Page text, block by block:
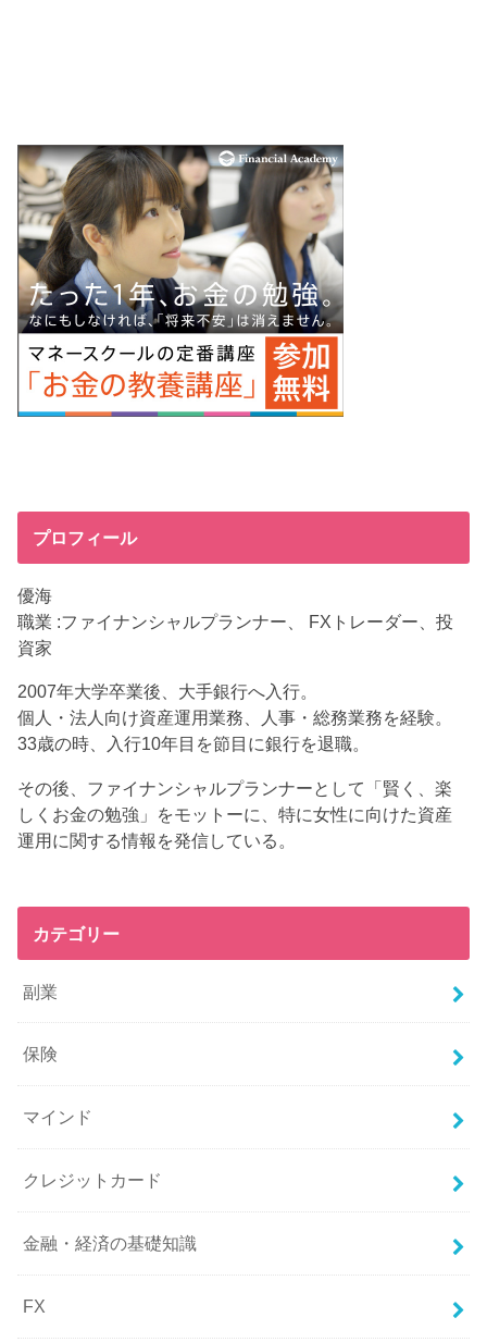
プロフィール
優海
職業 :ファイナンシャルプランナー、 FXトレーダー、投
資家
2007年大学卒業後、大手銀行へ入行。
個人・法人向け資産運用業務、人事・総務業務を経験。
33歳の時、入行10年目を節目に銀行を退職。
その後、ファイナンシャルプランナーとして「賢く、楽
しくお金の勉強」をモットーに、特に女性に向けた資産
運用に関する情報を発信している。
カテゴリー
副業
保険
マインド
クレジットカード
金融・経済の基礎知識
FX